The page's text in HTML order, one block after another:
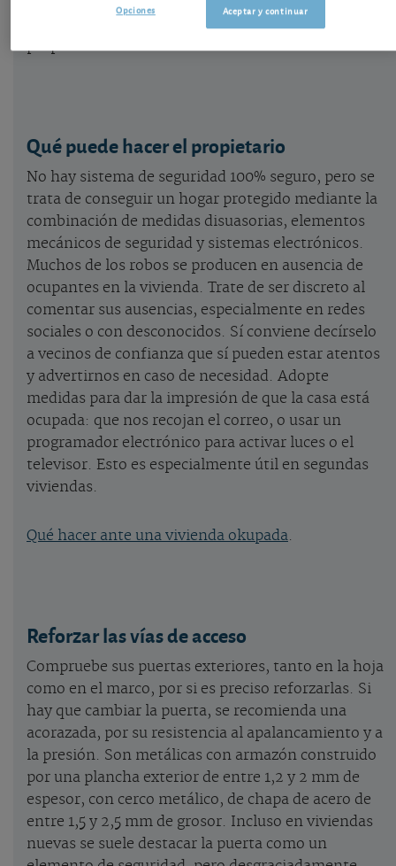
requerirán de una atención especial por el
propietario.
Qué puede hacer el propietario
No hay sistema de seguridad 100% seguro, pero se
trata de conseguir un hogar protegido mediante la
combinación de medidas disuasorias, elementos
mecánicos de seguridad y sistemas electrónicos.
Muchos de los robos se producen en ausencia de
ocupantes en la vivienda. Trate de ser discreto al
comentar sus ausencias, especialmente en redes
sociales o con desconocidos. Sí conviene decírselo
a vecinos de confianza que sí pueden estar atentos
y advertirnos en caso de necesidad. Adopte
medidas para dar la impresión de que la casa está
ocupada: que nos recojan el correo, o usar un
programador electrónico para activar luces o el
televisor. Esto es especialmente útil en segundas
viviendas.
Qué hacer ante una vivienda okupada.
Reforzar las vías de acceso
Compruebe sus puertas exteriores, tanto en la hoja
como en el marco, por si es preciso reforzarlas. Si
hay que cambiar la puerta, se recomienda una
acorazada, por su resistencia al apalancamiento y a
la presión. Son metálicas con armazón construido
por una plancha exterior de entre 1,2 y 2 mm de
espesor, con cerco metálico, de chapa de acero de
entre 1,5 y 2,5 mm de grosor. Incluso en viviendas
nuevas se suele destacar la puerta como un
Aceptar y continuar
Opciones